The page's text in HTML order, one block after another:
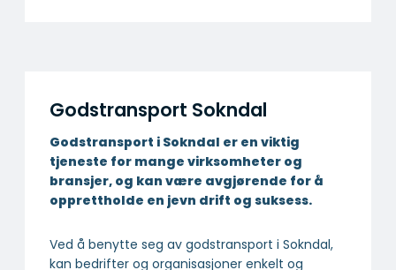
Godstransport Sokndal
Godstransport i Sokndal er en viktig
tjeneste for mange virksomheter og
bransjer, og kan være avgjørende for å
opprettholde en jevn drift og suksess.
Ved å benytte seg av godstransport i Sokndal,
kan bedrifter og organisasjoner enkelt og